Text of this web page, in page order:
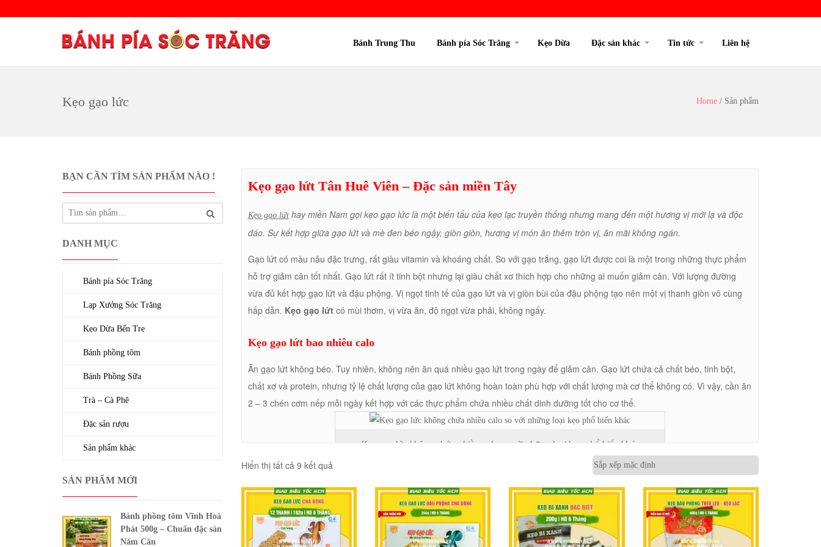
Bánh Trung Thu Bánh pía Sóc Trăng Kẹo Dừa Đặc sản khác Tin tức Liên hệ
Kẹo gạo lức Home / Sản phẩm
BẠN CẦN TÌM SẢN PHẨM NÀO !
DANH MỤC
Bánh pía Sóc Trăng
Lạp Xưởng Sóc Trăng
Kẹo Dừa Bến Tre
Bánh phồng tôm
Bánh Phồng Sữa
Trà – Cà Phê
Đặc sản rượu
Sản phẩm khác
SẢN PHẨM MỚI
Bánh phồng tôm Vĩnh Hoà
Phát 500g – Chuẩn đặc sản
Năm Căn
Kẹo gạo lứt Tân Huê Viên – Đặc sản miền Tây
Kẹo gạo lứthay miền Nam gọi kẹo gạo lức là một biến tấu của kẹo lạc truyền thống nhưng mang đến một hương vị mới lạ và độc
đáo. Sự kết hợp giữa gạo lứt và mè đen béo ngậy, giòn giòn, hương vị món ăn thêm tròn vị, ăn mãi không ngán.
Gạo lứt có màu nâu đặc trưng, ​​rất giàu vitamin và khoáng chất. So với gạo trắng, gạo lứt được coi là một trong những thực phẩm
hỗ trợ giảm cân tốt nhất. Gạo lứt rất ít tinh bột nhưng lại giàu chất xơ thích hợp cho những ai muốn giảm cân. Với lượng đường
vừa đủ kết hợp gạo lứt và đậu phộng. Vị ngọt tinh tế của gạo lứt và vị giòn bùi của đậu phộng tạo nên một vị thanh giòn vô cùng
hấp dẫn. Kẹo gạo lứtcó mùi thơm, vị vừa ăn, độ ngọt vừa phải, không ngấy.
Kẹo gạo lứt bao nhiêu calo
Ăn gạo lứt không béo. Tuy nhiên, không nên ăn quá nhiều gạo lứt trong ngày để giảm cân. Gạo lứt chứa cả chất béo, tinh bột,
chất xơ và protein, nhưng tỷ lệ chất lượng của gạo lứt không hoàn toàn phù hợp với chất lượng mà cơ thể không có. Vì vậy, cần ăn
2 – 3 chén cơm nếp mỗi ngày kết hợp với các thực phẩm chứa nhiều chất dinh dưỡng tốt cho cơ thể.
Kẹo gạo lức không chứa nhiều calo so với những loại kẹo phổ biến khác
Loại gạo lức không sử dụng công nghệ đánh bóng nên vẫn giữ được lớp lụa nâu (hạt gạo) và giàu Vitamin B1, B2, B6, Vitamin E,
chất xơ, magie và sắt giúp cung cấp nguồn năng lượng. . . Hạt gạo có 4 phần chính. Đầu tiên, hãy nói về lớp vỏ bên ngoài, lớp vỏ
mỏng ở giữa và những hạt gạo chúng ta ăn hàng ngày. Cuối cùng, phôi nằm ở dưới cùng.
Theo khuyến cáo từ những chuyên gia, kẹo gạo lứt có hàm lượng 180kcal mỗi chiếc kẹo lớn. Điều này cho thấy loại gạo này có
Hiển thị tất cả 9 kết quả